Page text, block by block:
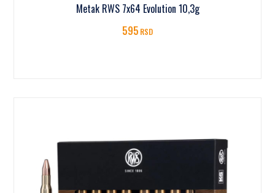
Metak RWS 7x64 Evolution 10,3g
595RSD